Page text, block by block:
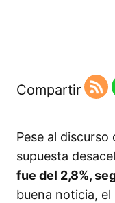
Compartir
Pese al discurso
supuesta
fue del 2,8%,
buena noticia,